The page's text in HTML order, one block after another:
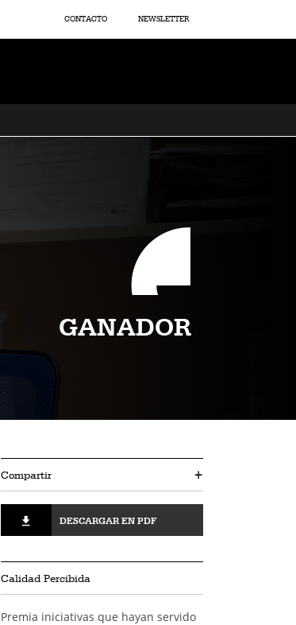
CONTACTO NEWSLETTER
GANADOR
Compartir +
DESCARGAR EN PDF
Calidad Percibida
Premia iniciativas que hayan servido